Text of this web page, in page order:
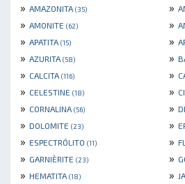
» AMAZONITA (35) »
» AMONITE (62) »
» APATITA (15) »
» AZURITA (58) »
» CALCITA (116) »
» CELESTINE (18) »
» CORNALINA (56) »
» DOLOMITE (23) »
» ESPECTRÓLITO (11) »
» GARNIÈRITE (23) »
» HEMATITA (18) »